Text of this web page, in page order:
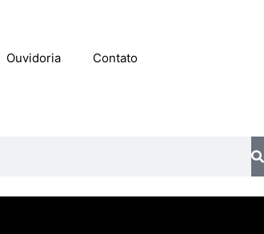
Ouvidoria Contato